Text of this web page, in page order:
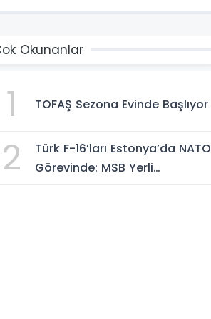
Okunanlar
1 TOFAŞ Sezona Evinde Başlıyor
2
Türk F-16’ları Estonya’da NATO
Görevinde: MSB Yerli